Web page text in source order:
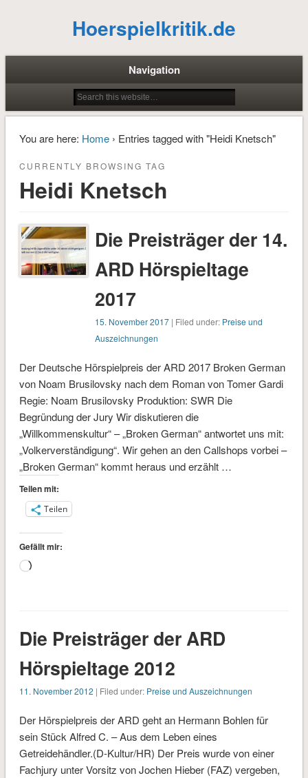
Hoerspielkritik.de
Navigation
You are here: Home› Entries tagged with "Heidi Knetsch"
CURRENTLY BROWSING TAG
Heidi Knetsch
Die Preisträger der 14.
ARD Hörspieltage
2017
15. November 2017 | Filed under: Preise und
Auszeichnungen
Der Deutsche Hörspielpreis der ARD 2017 Broken German
von Noam Brusilovsky nach dem Roman von Tomer Gardi
Regie: Noam Brusilovsky Produktion: SWR Die
Begründung der Jury Wir diskutieren die
„Willkommenskultur“ – „Broken German“ antwortet uns mit:
„Volkerverständigung“. Wir gehen an den Callshops vorbei –
„Broken German“ kommt heraus und erzählt …
Teilen mit:
Teilen
Gefällt mir:
Wird
Die Preisträger der ARD
Hörspieltage 2012
11. November 2012 | Filed under: Preise und Auszeichnungen
Der Hörspielpreis der ARD geht an Hermann Bohlen für
sein Stück Alfred C. – Aus dem Leben eines
Getreidehändler.(D-Kultur/HR) Der Preis wurde von einer
Fachjury unter Vorsitz von Jochen Hieber (FAZ) vergeben,